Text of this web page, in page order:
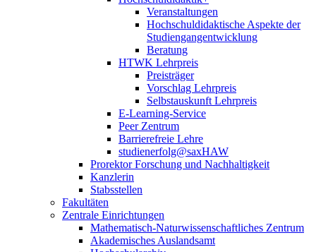
Veranstaltungen
Hochschuldidaktische Aspekte der
Studiengangentwicklung
Beratung
HTWK Lehrpreis
Preisträger
Vorschlag Lehrpreis
Selbstauskunft Lehrpreis
E-Learning-Service
Peer Zentrum
Barrierefreie Lehre
studienerfolg@saxHAW
Prorektor Forschung und Nachhaltigkeit
Kanzlerin
Stabsstellen
Fakultäten
Zentrale Einrichtungen
Mathematisch-Naturwissenschaftliches Zentrum
Akademisches Auslandsamt